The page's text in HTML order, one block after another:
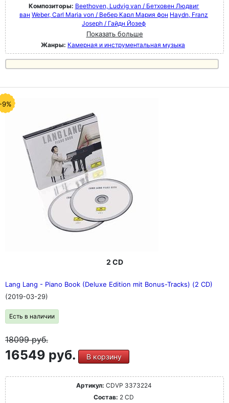
Композиторы: Beethoven, Ludvig van / Бетховен Людвиг
ван Weber, Carl Maria von / Вебер Карл Мария фон Haydn, Franz
Joseph / Гайдн Йозеф
Показать больше
Жанры: Камерная и инструментальная музыка
9%
2 CD
Lang Lang - Piano Book (Deluxe Edition mit Bonus-Tracks) (2 CD)
(2019-03-29)
Есть в наличии
18099руб.
16549 руб. В корзину
Артикул: CDVP 3373224
Состав: 2 CD